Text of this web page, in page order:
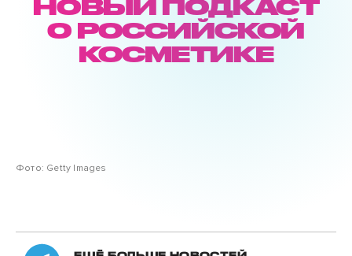
НОВЫЙ ПОДКАСТ
О РОССИЙСКОЙ
КОСМЕТИКЕ
Фото: Getty Images